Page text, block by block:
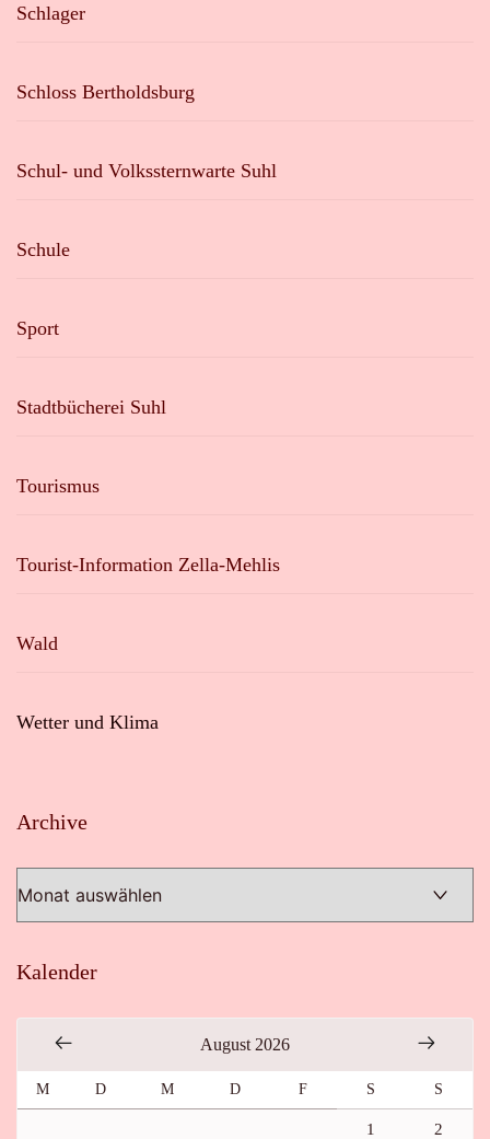
Schlager
Schloss Bertholdsburg
Schul- und Volkssternwarte Suhl
Schule
Sport
Stadtbücherei Suhl
Tourismus
Tourist-Information Zella-Mehlis
Wald
Wetter und Klima
Archive
Kalender
August 2026
M D M D F S S
1 2